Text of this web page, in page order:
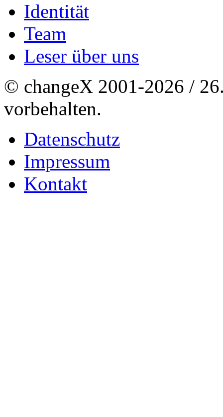
Identität
Team
Leser über uns
© changeX 2001-2026 /
vorbehalten.
Datenschutz
Impressum
Kontakt